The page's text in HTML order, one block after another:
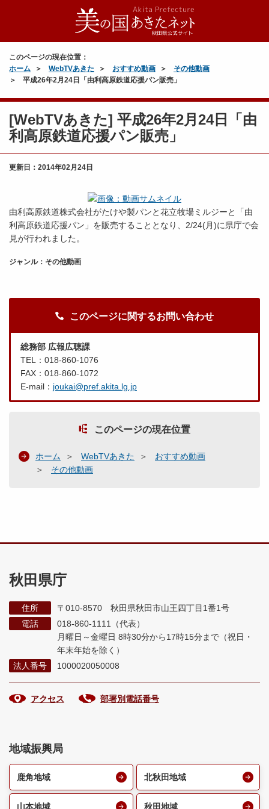
このページの現在位置：
ホーム
WebTVあきた おすすめ動画
その他動画
平成26年2月24日「由利高原鉄道応援パン販売」
[WebTVあきた] 平成26年2月24日「由
利高原鉄道応援パン販売」
更新日： 2014年02月24日
由利高原鉄道株式会社がたけや製パンと花立牧場ミルジーと「由
利高原鉄道応援パン」を販売することとなり、2/24(月)に県庁で会
見が行われました。
ジャンル：その他動画
このページに関するお問い合わせ
総務部 広報広聴課
TEL：018-860-1076
FAX：018-860-1072
E-mail： joukai@pref.akita.lg.jp
このページの現在位置
ホーム WebTVあきた
おすすめ動画
その他動画
秋田県庁
住所
〒010-8570 秋田県秋田市山王四丁目1番1号
電話
018-860-1111（代表）
月曜日～金曜日 8時30分から17時15分まで （祝日・
年末年始を除く）
法人番号
1000020050008
アクセス 部署別電話番号
地域振興局
鹿角地域 北秋田地域
山本地域 秋田地域